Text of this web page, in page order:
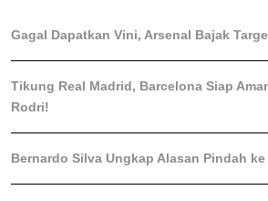
Gagal Dapatkan Vini, Arsenal Bajak
Tikung Real Madrid, Barcelona Siap
Rodri!
Bernardo Silva Ungkap Alasan Pindah